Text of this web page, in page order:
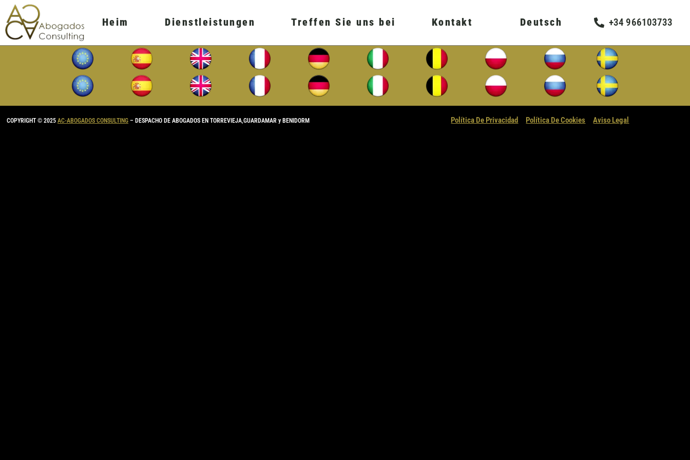
springen
Heim Dienstleistungen Treffen Sie uns bei Kontakt Deutsch +34 966103733
COPYRIGHT © 2025 AC-ABOGADOS CONSULTING – DESPACHO DE ABOGADOS EN TORREVIEJA,GUARDAMAR y BENIDORM Política De Privacidad Política De Cookies Aviso Legal